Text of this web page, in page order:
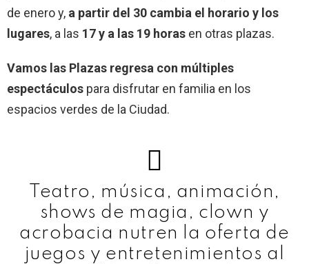
de enero y, a partir del 30 cambia el horario y los
lugares, a las 17 y a las 19 horas en otras plazas.
Vamos las Plazas regresa con múltiples
espectáculos para disfrutar en familia en los
espacios verdes de la Ciudad.
Teatro, música, animación,
shows de magia, clown y
acrobacia nutren la oferta de
juegos y entretenimientos al